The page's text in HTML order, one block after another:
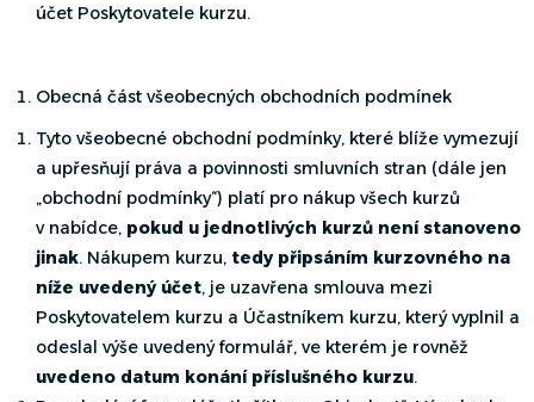
účet Poskytovatele kurzu.
Obecná část všeobecných obchodních podmínek
Tyto všeobecné obchodní podmínky, které blíže vymezují
a upřesňují práva a povinnosti smluvních stran (dále jen
„obchodní podmínky“) platí pro nákup všech kurzů
v nabídce, pokud u jednotlivých kurzů není stanoveno
jinak. Nákupem kurzu, tedy připsáním kurzovného na
níže uvedený účet, je uzavřena smlouva mezi
Poskytovatelem kurzu a Účastníkem kurzu, který vyplnil a
odeslal výše uvedený formulář, ve kterém je rovněž
uvedeno datum konání příslušného kurzu.